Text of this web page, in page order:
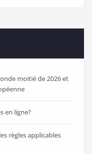
moitié de 2026 et
en ligne?
règles applicables